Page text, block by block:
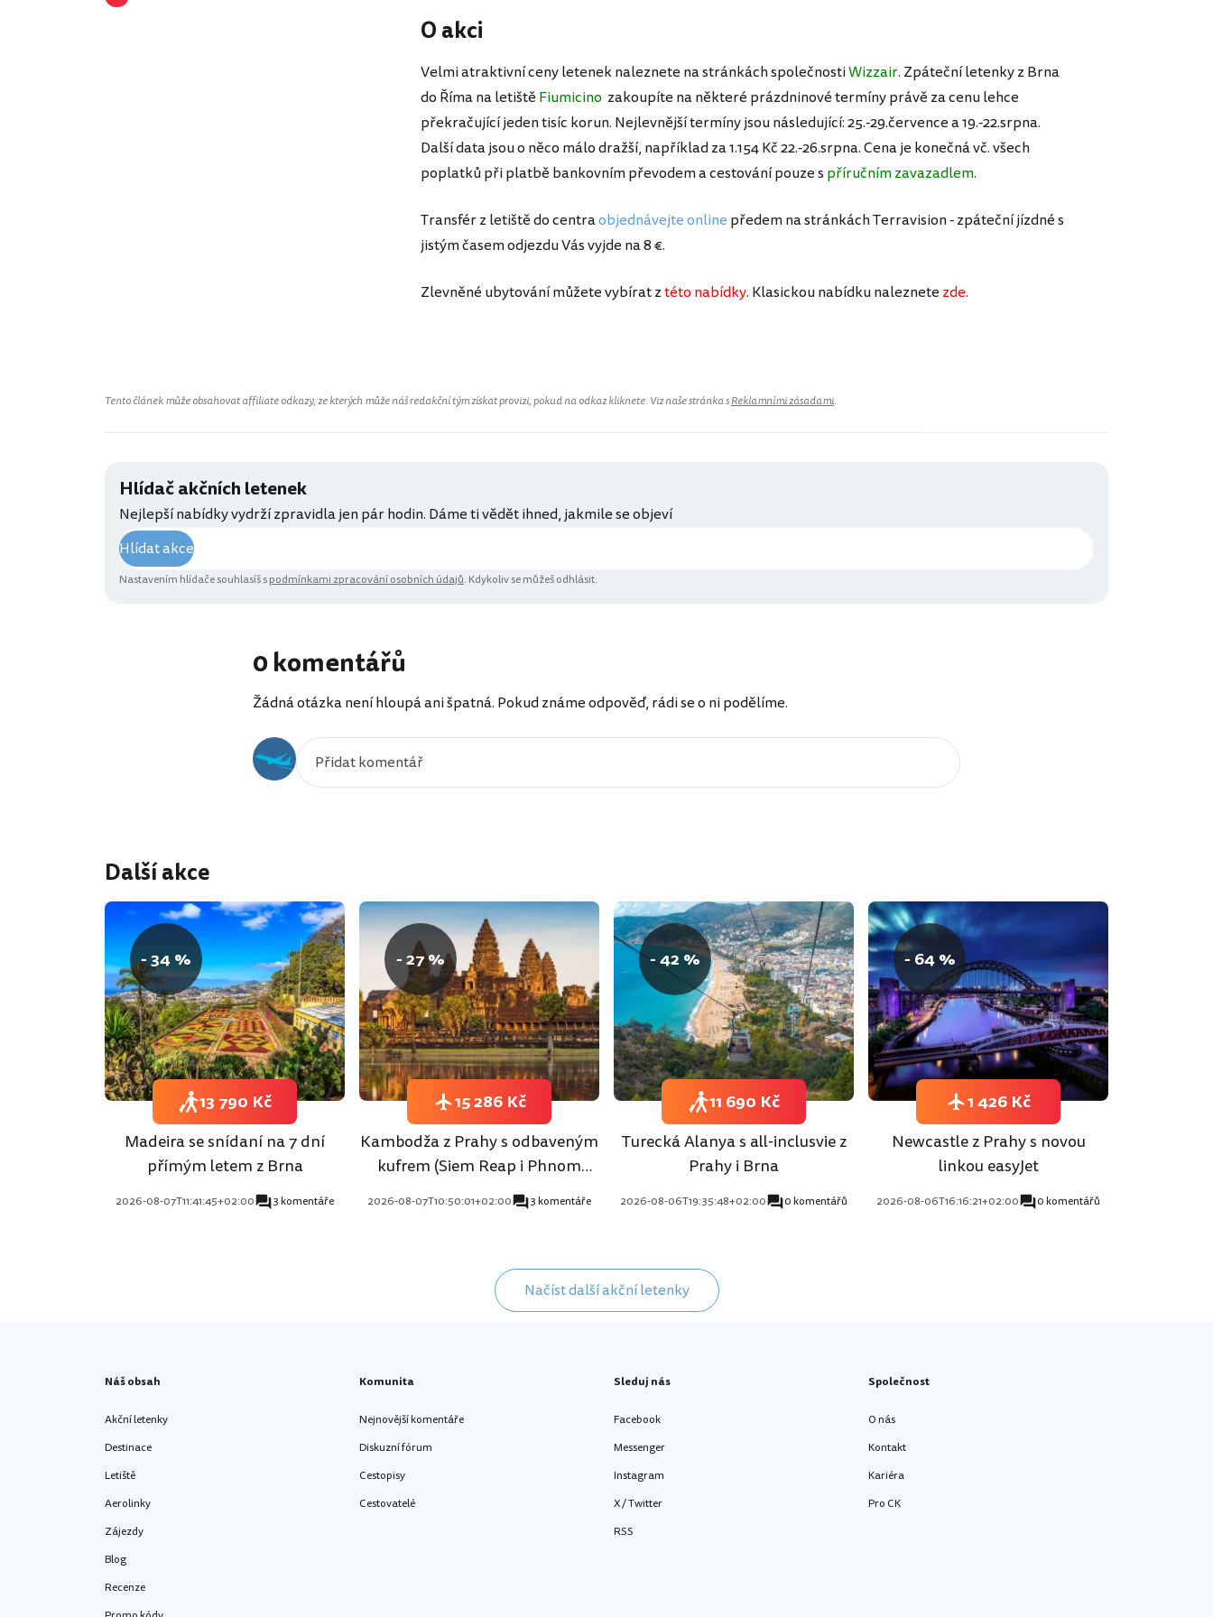
O akci
Velmi atraktivní ceny letenek naleznete na stránkách společnostiWizzair. Zpáteční letenky z Brna
do Říma na letiště Fiumicino zakoupíte na některé prázdninové termíny právě za cenu lehce
překračující jeden tisíc korun. Nejlevnější termíny jsou následující: 25.-29.července a 19.-22.srpna.
Další data jsou o něco málo dražší, například za 1.154 Kč 22.-26.srpna. Cena je konečná vč. všech
poplatků při platbě bankovním převodem a cestování pouze s příručním zavazadlem.
Transfér z letiště do centraobjednávejte online předem na stránkách Terravision - zpáteční jízdné s
jistým časem odjezdu Vás vyjde na 8 €.
Zlevněné ubytování můžete vybírat ztéto nabídky. Klasickou nabídku naleznete zde.
Tento článek může obsahovat affiliate odkazy, ze kterých může náš redakční tým získat provizi, pokud na odkaz kliknete. Viz naše stránka sReklamními zásadami.
Hlídač akčních letenek
Nejlepší nabídky vydrží zpravidla jen pár hodin. Dáme ti vědět ihned, jakmile se objeví
Hlídat akce
Nastavením hlídače souhlasíš spodmínkami zpracování osobních údajů. Kdykoliv se můžeš odhlásit.
0 komentářů
Žádná otázka není hloupá ani špatná. Pokud známe odpověď, rádi se o ni podělíme.
Další akce
- 34 %
Madeira se snídaní na 7 dní
přímým letem z Brna
2026-08-07T11:41:45+02:00 3 komentáře
13 790 Kč
- 27 %
Kambodža z Prahy s odbaveným
kufrem (Siem Reap i Phnom
2026-08-07T10:50:01+02:00 3 komentáře
15 286 Kč
- 42 %
Turecká Alanya s all-inclusvie z
Prahy i Brna
2026-08-06T19:35:48+02:00 0 komentářů
11 690 Kč
- 64 %
Newcastle z Prahy s novou
linkou easyJet
2026-08-06T16:16:21+02:00 0 komentářů
1 426 Kč
Načíst další akční letenky
Náš obsah
Akční letenky
Destinace
Letiště
Aerolinky
Zájezdy
Blog
Recenze
Komunita
Nejnovější komentáře
Diskuzní fórum
Cestopisy
Cestovatelé
Sleduj nás
Facebook
Messenger
Instagram
X / Twitter
RSS
Společnost
O nás
Kontakt
Kariéra
Pro CK